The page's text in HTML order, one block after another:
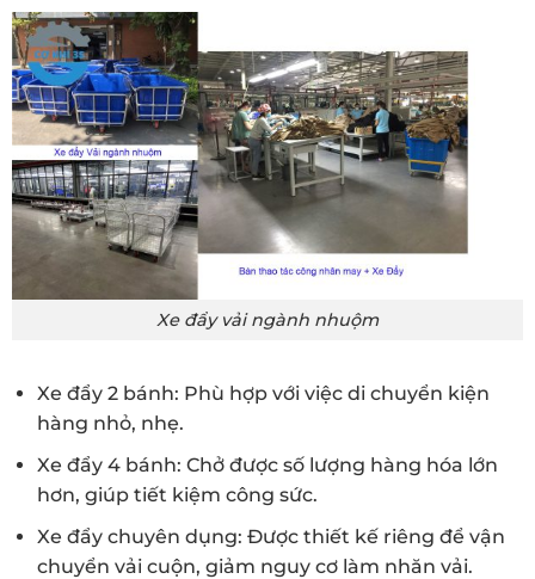
Xe đẩy vải ngành nhuộm
Xe đẩy 2 bánh: Phù hợp với việc di chuyển kiện
hàng nhỏ, nhẹ.
Xe đẩy 4 bánh: Chở được số lượng hàng hóa lớn
hơn, giúp tiết kiệm công sức.
Xe đẩy chuyên dụng: Được thiết kế riêng để vận
chuyển vải cuộn, giảm nguy cơ làm nhăn vải.